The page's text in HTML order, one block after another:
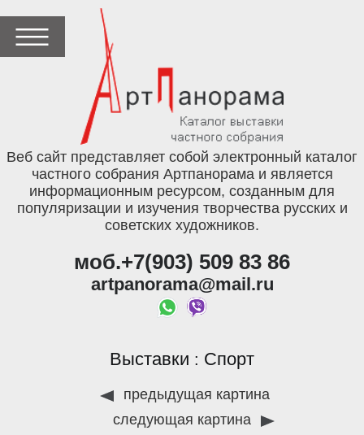
Веб сайт представляет собой электронный каталог
частного собрания Артпанорама и является
информационным ресурсом, созданным для
популяризации и изучения творчества русских и
советских художников.
моб.+7(903) 509 83 86
artpanorama@mail.ru
Выставки : Спорт
предыдущая картина
следующая картина